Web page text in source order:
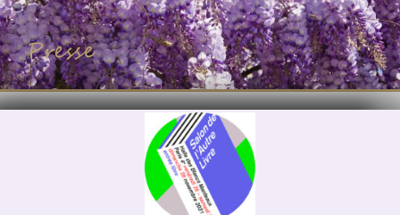
Presse